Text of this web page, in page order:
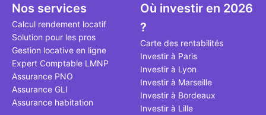
une
Nos services
Calcul rendement locatif
Solution pour les pros
Gestion locative en ligne
Expert Comptable LMNP
Assurance PNO
Assurance GLI
Assurance habitation
Où investir en 2026
?
Carte des rentabilités
Investir à Paris
Investir à Lyon
Investir à Marseille
Investir à Bordeaux
Investir à Lille